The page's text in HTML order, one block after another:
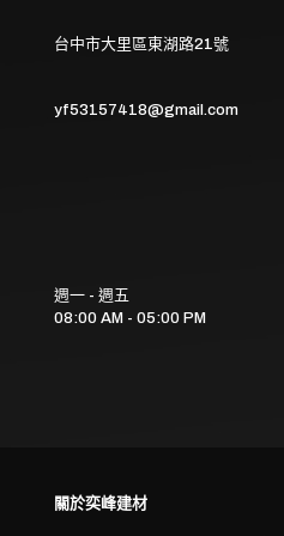
台中市大里區東湖路21號
yf53157418@gmail.com
週一 - 週五
08:00 AM - 05:00 PM
關於奕峰建材